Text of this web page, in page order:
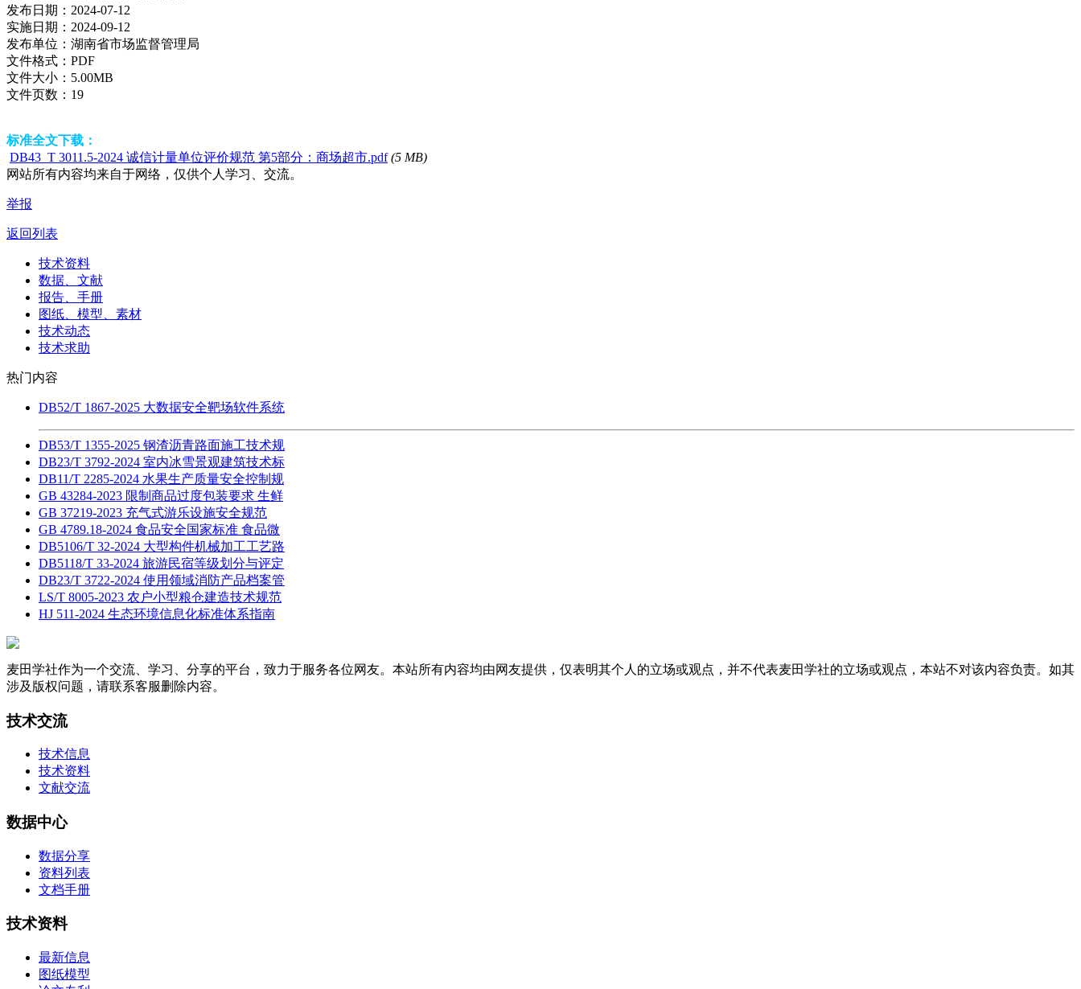
发布日期： 2024-07-12
实施日期： 2024-09-12
发布单位： 湖南省市场监督管理局
文件格式： PDF
文件大小： 5.00MB
文件页数： 19
标准全文下载：
DB43_T 3011.5-2024 诚信计量单位评价规范 第5部分：商场超市.pdf (5 MB)
网站所有内容均来自于网络，仅供个人学习、交流。
举报
返回列表
技术资料
数据、文献
报告、手册
图纸、模型、素材
技术动态
技术求助
热门内容
DB52/T 1867-2025 大数据安全靶场软件系统
DB53/T 1355-2025 钢渣沥青路面施工技术规
DB23/T 3792-2024 室内冰雪景观建筑技术标
DB11/T 2285-2024 水果生产质量安全控制规
GB 43284-2023 限制商品过度包装要求 生鲜
GB 37219-2023 充气式游乐设施安全规范
GB 4789.18-2024 食品安全国家标准 食品微
DB5106/T 32-2024 大型构件机械加工工艺路
DB5118/T 33-2024 旅游民宿等级划分与评定
DB23/T 3722-2024 使用领域消防产品档案管
LS/T 8005-2023 农户小型粮仓建造技术规范
HJ 511-2024 生态环境信息化标准体系指南
麦田学社作为一个交流、学习、分享的平台，致力于服务各位网友。本站所有内容均由网友提供，仅表明其个人的立场或观点，并不代表麦田学社的立场或观点，本站不对该内容负责。如其
涉及版权问题，请联系客服删除内容。
技术交流
技术信息
技术资料
文献交流
数据中心
数据分享
资料列表
文档手册
技术资料
最新信息
图纸模型